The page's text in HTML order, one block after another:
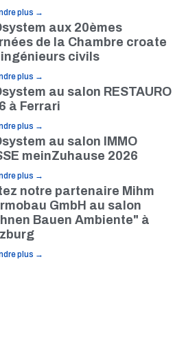
plus →
aux 20èmes
de la Chambre croate
civils
plus →
au salon RESTAURO
à Ferrari
plus →
au salon IMMO
meinZuhause 2026
plus →
notre partenaire Mihm
GmbH au salon
Bauen Ambiente" à
plus →